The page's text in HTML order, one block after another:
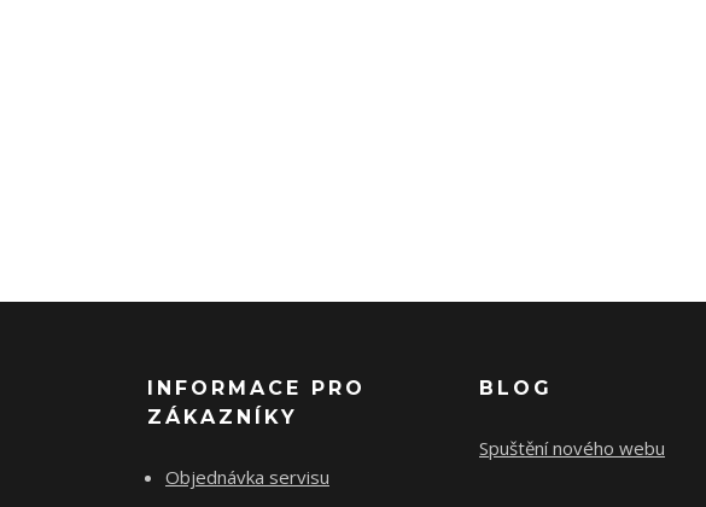
INFORMACE PRO
ZÁKAZNÍKY
Objednávka servisu
BLOG
Spuštění nového webu